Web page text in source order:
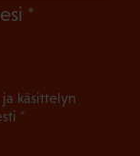
(Pakollinen)
käsittelyn
*